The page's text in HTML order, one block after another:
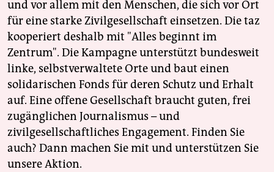
und vor allem mit den Menschen, die sich vor Ort
für eine starke Zivilgesellschaft einsetzen. Die taz
kooperiert deshalb mit "Alles beginnt im
Zentrum". Die Kampagne unterstützt bundesweit
linke, selbstverwaltete Orte und baut einen
solidarischen Fonds für deren Schutz und Erhalt
auf. Eine offene Gesellschaft braucht guten, frei
zugänglichen Journalismus – und
zivilgesellschaftliches Engagement. Finden Sie
auch? Dann machen Sie mit und unterstützen Sie
unsere Aktion.